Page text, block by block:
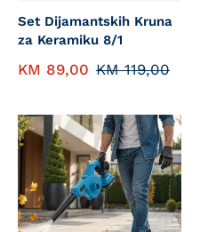
Set Dijamantskih Kruna
za Keramiku 8/1
KM 89,00 KM119,00